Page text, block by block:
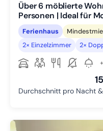
Über 6 möblierte
Personen | Ideal für
Ferienhaus
2× Einzelzimmer
2×
Durchschnitt pro Nacht